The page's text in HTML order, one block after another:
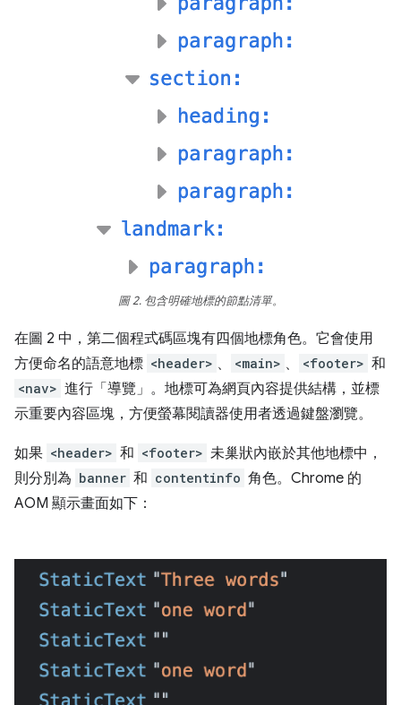
圖 2. 包含明確地標的節點清單。
在圖 2 中，第二個程式碼區塊有四個地標角色。它會使用
方便命名的語意地標 <header> 、 <main> 、 <footer> 和
<nav> 進行「導覽」。地標可為網頁內容提供結構，並標
示重要內容區塊，方便螢幕閱讀器使用者透過鍵盤瀏覽。
如果 <header> 和 <footer> 未巢狀內嵌於其他地標中，
則分別為 banner 和 contentinfo 角色。Chrome 的
AOM 顯示畫面如下：